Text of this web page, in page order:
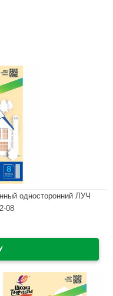
односторонний ЛУЧ
08